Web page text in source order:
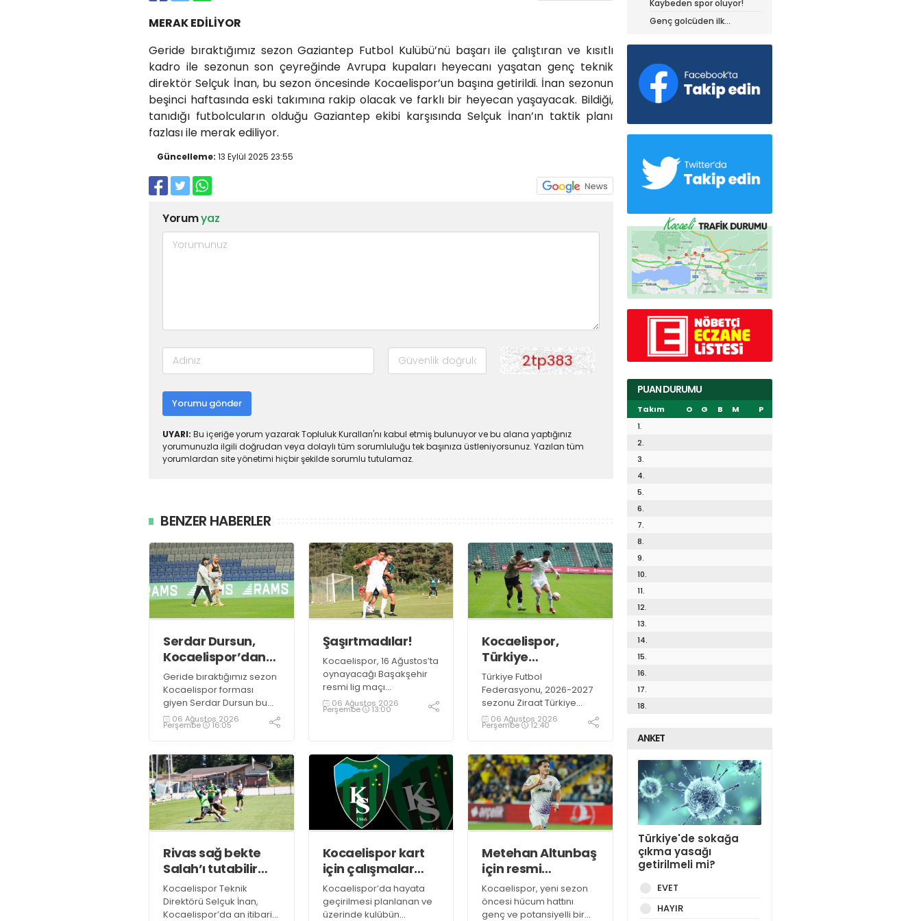
MERAK EDİLİYOR
Geride bıraktığımız sezon Gaziantep Futbol Kulübü’nü başarı ile çalıştıran ve kısıtlı
kadro ile sezonun son çeyreğinde Avrupa kupaları heyecanı yaşatan genç teknik
direktör Selçuk İnan, bu sezon öncesinde Kocaelispor’un başına getirildi. İnan sezonun
beşinci haftasında eski takımına rakip olacak ve farklı bir heyecan yaşayacak. Bildiği,
tanıdığı futbolcuların olduğu Gaziantep ekibi karşısında Selçuk İnan’ın taktik planı
fazlası ile merak ediliyor.
Güncelleme: 13 Eylül 2025 23:55
Yorumyaz
Yorumu gönder
UYARI: Bu içeriğe yorum yazarak Topluluk Kuralları'nı kabul etmiş bulunuyor ve bu alana yaptığınız
yorumunuzla ilgili doğrudan veya dolaylı tüm sorumluluğu tek başınıza üstleniyorsunuz. Yazılan tüm
yorumlardan site yönetimi hiçbir şekilde sorumlu tutulamaz.
BENZER HABERLER
Serdar Dursun,
Kocaelispor’dan
15 dikişlik iz ile
ayrıldı!
Geride bıraktığımız sezon
Kocaelispor forması
giyen Serdar Dursun bu
sezon takımla devam
etmedi. Yeşil siyahlılardan
golcünün Gaziantep FK ile
söz kesecek.
06 Ağustos 2026
Perşembe 16:05
Şaşırtmadılar!
Kocaelispor, 16 Ağustos’ta
oynayacağı Başakşehir
resmi lig maçı
öncesindeki son hazırlık
maçında 9 Ağustos Pazar
karşılaşacak.
06 Ağustos 2026
Perşembe 13:00
Kocaelispor,
Türkiye
Kupası'ndaki ilk
maçını hangi
turda oynayacak?
Türkiye Futbol
Federasyonu, 2026-2027
sezonu Ziraat Türkiye
Kupası maç takvimini
duyurdu. İlk düdük 15-17
arasında oynanacak 1.
Eleme Turu
karşılaşmalarıyla çalacak.
06 Ağustos 2026
Perşembe 12:40
Rivas sağ bekte
Salah’ı tutabilir
mi?
Kocaelispor Teknik
Direktörü Selçuk İnan,
Kocaelispor’da an itibari
Kocaelispor kart
için çalışmalar
sürüyor!
Kocaelispor’da hayata
geçirilmesi planlanan ve
üzerinde kulübün
Metehan Altunbaş
için resmi
açıklama
bekleniyor
Kocaelispor, yeni sezon
öncesi hücum hattını
genç ve potansiyelli bir
dedi!
Kaybeden spor oluyor!
Genç golcüden ilk
PUAN DURUMU
Takım O G B M
P
1.
2.
3.
4.
5.
6.
7.
8.
9.
10.
11.
12.
13.
14.
15.
16.
17.
18.
ANKET
Türkiye'de sokağa
çıkma yasağı
getirilmeli mi?
EVET
HAYIR